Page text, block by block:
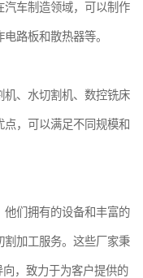
车制造领域，可以制作
路板和散热器等。
、水切割机、数控铣床
，可以满足不同规模和
们拥有的设备和丰富的
加工服务。这些厂家秉
，致力于为客户提供的